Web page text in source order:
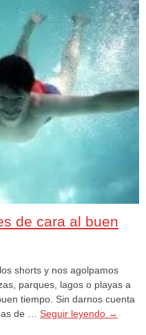
de cara al buen
shorts y nos agolpamos
parques, lagos o playas a
tiempo. Sin darnos cuenta
de … Seguir leyendo →